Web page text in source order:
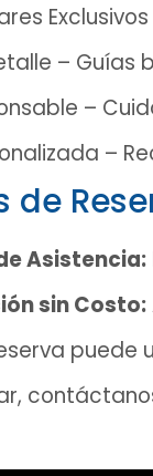
– Guías
–
–
de
Asistencia:
sin Costo:
puede